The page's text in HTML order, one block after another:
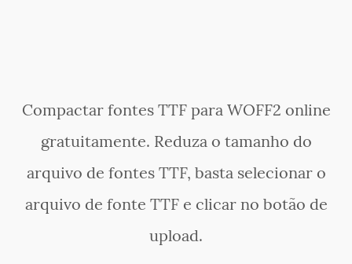
Compactar fontes TTF para WOFF2 online
gratuitamente. Reduza o tamanho do
arquivo de fontes TTF, basta selecionar o
arquivo de fonte TTF e clicar no botão de
upload.